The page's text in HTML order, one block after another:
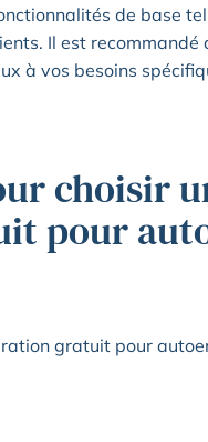
de base
Il est recommandé
à vos besoins
choisir
pour
gratuit pour